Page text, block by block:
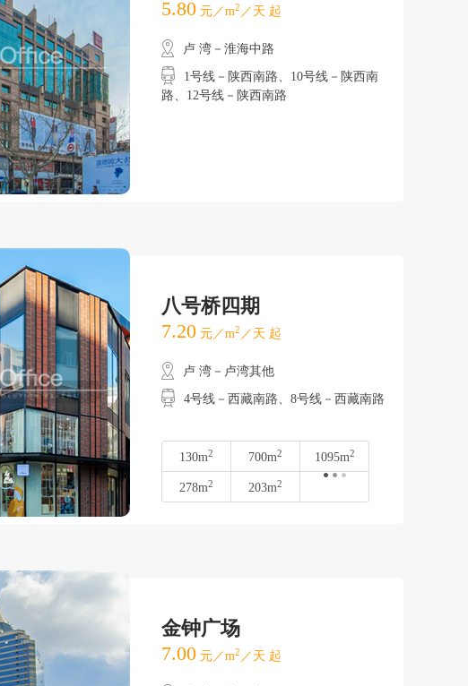
5.80 元／m2 ／天 起
卢 湾－淮海中路
1号线－陕西南路、10号线－陕西南
路、12号线－陕西南路
八号桥四期
7.20 元／m2 ／天 起
卢 湾－卢湾其他
4号线－西藏南路、8号线－西藏南路
130m2 700m2 1095m2
278m2 203m2
金钟广场
7.00 元／m2 ／天 起